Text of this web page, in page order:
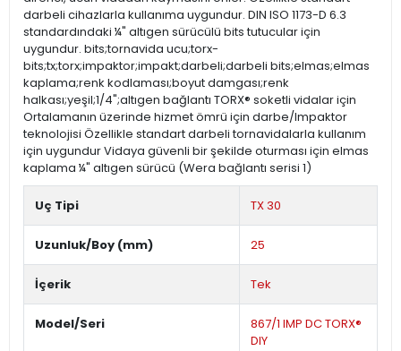
darbeli cihazlarla kullanıma uygundur. DIN ISO 1173-D 6.3
standardındaki ¼" altıgen sürücülü bits tutucular için
uygundur. bits;tornavida ucu;torx-
bits;tx;torx;impaktor;impakt;darbeli;darbeli bits;elmas;elmas
kaplama;renk kodlaması;boyut damgası;renk
halkası;yeşil;1/4";altıgen bağlantı TORX® soketli vidalar için
Ortalamanın üzerinde hizmet ömrü için darbe/Impaktor
teknolojisi Özellikle standart darbeli tornavidalarla kullanım
için uygundur Vidaya güvenli bir şekilde oturması için elmas
kaplama ¼" altıgen sürücü (Wera bağlantı serisi 1)
Uç Tipi TX 30
Uzunluk/Boy (mm) 25
İçerik Tek
Model/Seri
867/1 IMP DC TORX®
DIY